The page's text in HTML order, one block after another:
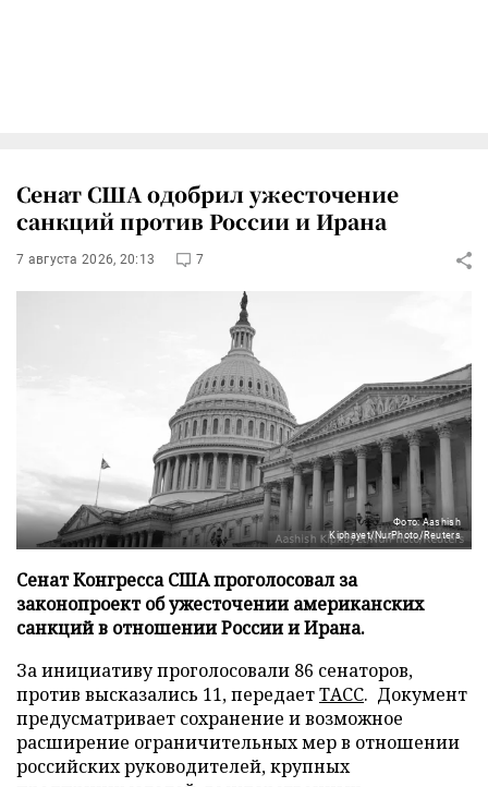
Сенат США одобрил ужесточение
санкций против России и Ирана
7 августа 2026, 20:13 7
Фото: Aashish
Kiphayet/NurPhoto/Reuters
Сенат Конгресса США проголосовал за
законопроект об ужесточении американских
санкций в отношении России и Ирана.
За инициативу проголосовали 86 сенаторов,
против высказались 11, передаетТАСС. Документ
предусматривает сохранение и возможное
расширение ограничительных мер в отношении
российских руководителей, крупных